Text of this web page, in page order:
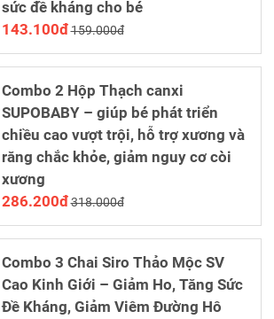
sức đề kháng cho bé
143.100đ159.000đ
Combo 2 Hộp Thạch canxi
SUPOBABY – giúp bé phát triển
chiều cao vượt trội, hỗ trợ xương và
răng chắc khỏe, giảm nguy cơ còi
xương
286.200đ318.000đ
Combo 3 Chai Siro Thảo Mộc SV
Cao Kinh Giới – Giảm Ho, Tăng Sức
Đề Kháng, Giảm Viêm Đường Hô